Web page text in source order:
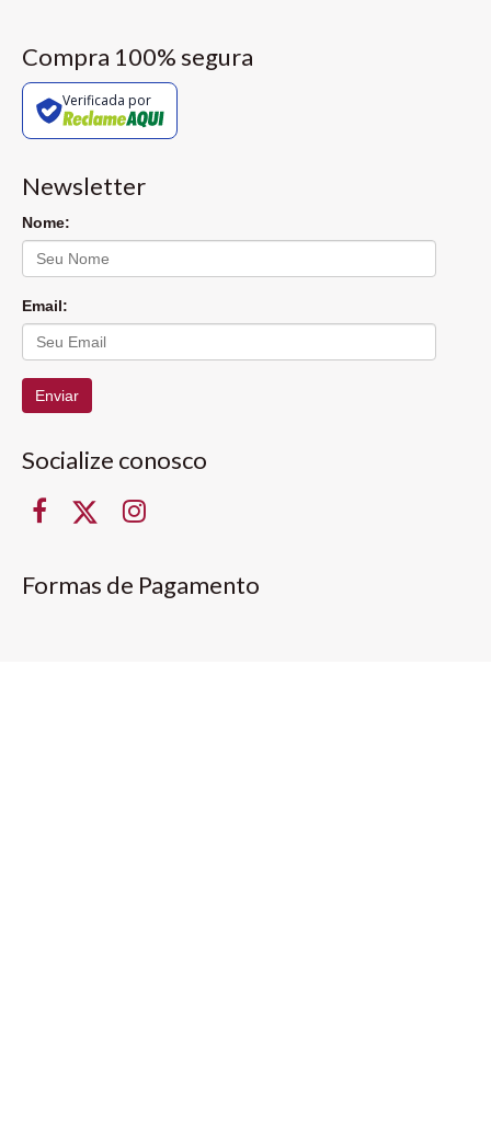
Compra 100% segura
Verificada por
Newsletter
Nome:
Email:
Enviar
Socialize conosco
Formas de Pagamento